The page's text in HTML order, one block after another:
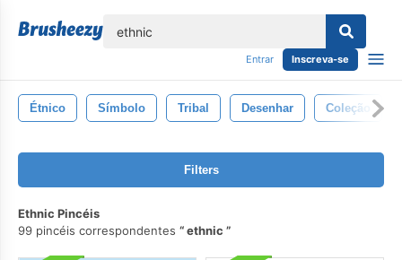
Entrar Inscreva-se
Étnico Símbolo Tribal Desenhar Coleção
Filters
Ethnic Pincéis
99 pincéis correspondentes
ethnic